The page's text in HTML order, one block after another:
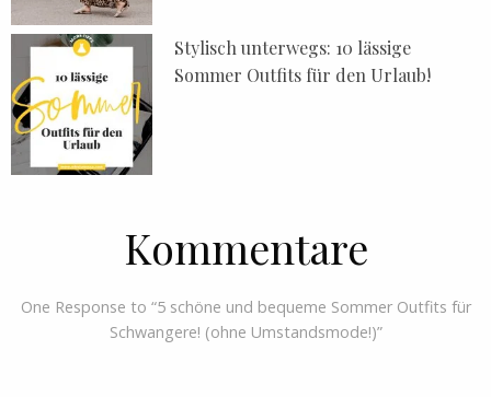
Stylisch unterwegs: 10 lässige
Sommer Outfits für den Urlaub!
Kommentare
One Response to “5 schöne und bequeme Sommer Outfits für
Schwangere! (ohne Umstandsmode!)”